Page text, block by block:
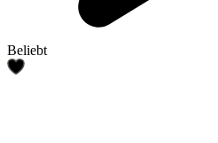
Beliebt